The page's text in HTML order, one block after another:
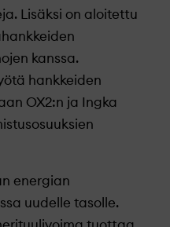
Lisäksi on aloitettu
kanssa.
hankkeiden
OX2:n ja Ingka
energian
uudelle tasolle.